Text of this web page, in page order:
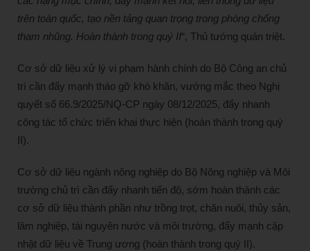
trên toàn quốc, tạo nền tảng quan trọng trong phòng chống
tham nhũng. Hoàn thành trong quý II“, Thủ tướng quán triệt.
Cơ sở dữ liệu xử lý vi phạm hành chính do Bộ Công an chủ
trì cần đẩy mạnh tháo gỡ khó khăn, vướng mắc theo Nghị
quyết số 66.9/2025/NQ-CP ngày 08/12/2025, đẩy nhanh
công tác tổ chức triển khai thực hiện (hoàn thành trong quý
II).
Cơ sở dữ liệu ngành nông nghiệp do Bộ Nông nghiệp và Môi
trường chủ trì cần đẩy nhanh tiến độ, sớm hoàn thành các
cơ sở dữ liệu thành phần như trồng trọt, chăn nuôi, thủy sản,
lâm nghiệp, tài nguyên nước và môi trường, đẩy mạnh cập
nhật dữ liệu về Trung ương (hoàn thành trong quý II).